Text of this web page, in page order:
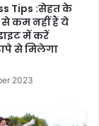
Tips :सेहत के
से कम नहीं हैं ये
में करें
से मिलेगा
2023